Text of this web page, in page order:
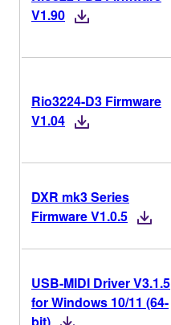
V1.90
Rio3224-D3 Firmware
V1.04
DXR mk3 Series
Firmware V1.0.5
USB-MIDI Driver V3.1.5
for Windows 10/11 (64-